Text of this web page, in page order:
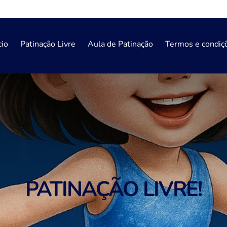
Patinação Livre Aula de Patinação
Termos e
PATINAÇÃO LIVRE!